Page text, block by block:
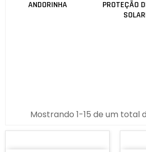
ANDORINHA
PROTEÇÃO
Mostrando 1-15 de um total
ADICIONAR AO CARRINHO